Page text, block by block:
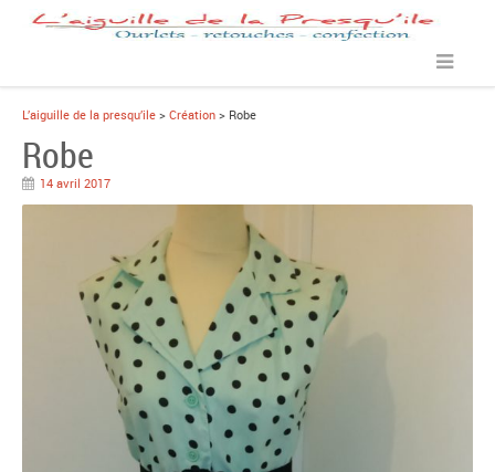
L’aiguille de la presqu’ile > Création > Robe
Robe
14 avril 2017